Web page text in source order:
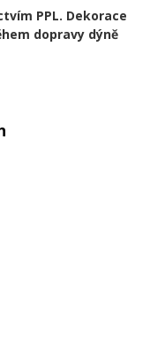
PPL. Dekorace
dopravy dýně